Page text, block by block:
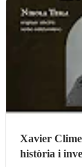
Xavier
història i